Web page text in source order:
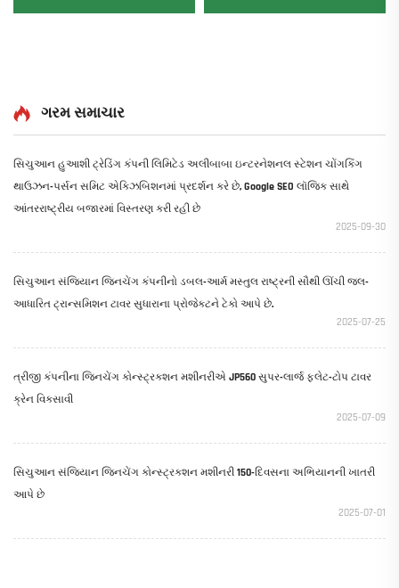
ઘટકો સમાવેશ માટે મોટા પાયે
ક્રેન ક્રેન 8/10/20/30/35
ગરમ સમાચાર
સિચુઆન હુઆશી ટ્રેડિંગ કંપની લિમિટેડ અલીબાબા ઇન્ટરનેશનલ સ્ટેશન ચોંગકિંગ
થાઉઝન-પર્સન સમિટ એક્ઝિબિશનમાં પ્રદર્શન કરે છે, Google SEO લૉજિક સાથે
આંતરરાષ્ટ્રીય બજારમાં વિસ્તરણ કરી રહી છે
2025-09-30
સિચુઆન સંજિયાન જિનચેંગ કંપનીનો ડબલ-આર્મ મસ્તુલ રાષ્ટ્રની સૌથી ઊંચી જલ-
આધારિત ટ્રાન્સમિશન ટાવર સુધારાના પ્રોજેક્ટને ટેકો આપે છે.
2025-07-25
ત્રીજી કંપનીના જિનચેંગ કોન્સ્ટ્રક્શન મશીનરીએ JP560 સુપર-લાર્જ ફ્લેટ-ટોપ ટાવર
ક્રેન વિકસાવી
2025-07-09
સિચુઆન સંજિયાન જિનચેંગ કોન્સ્ટ્રક્શન મશીનરી 150-દિવસના અભિયાનની ખાતરી
આપે છે
2025-07-01